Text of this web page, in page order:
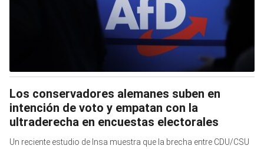
Los conservadores alemanes suben en
intención de voto y empatan con la
ultraderecha en encuestas electorales
Un reciente estudio de Insa muestra que la brecha entre CDU/CSU